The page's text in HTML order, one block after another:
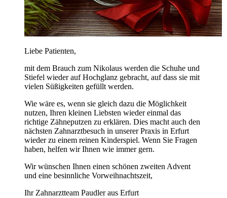
Liebe Patienten,
mit dem Brauch zum Nikolaus werden die Schuhe und
Stiefel wieder auf Hochglanz gebracht, auf dass sie mit
vielen Süßigkeiten gefüllt werden.
Wie wäre es, wenn sie gleich dazu die Möglichkeit
nutzen, Ihren kleinen Liebsten wieder einmal das
richtige Zähneputzen zu erklären. Dies macht auch den
nächsten Zahnarztbesuch in unserer Praxis in Erfurt
wieder zu einem reinen Kinderspiel. Wenn Sie Fragen
haben, helfen wir Ihnen wie immer gern.
Wir wünschen Ihnen einen schönen zweiten Advent
und eine besinnliche Vorweihnachtszeit,
Ihr Zahnarztteam Paudler aus Erfurt